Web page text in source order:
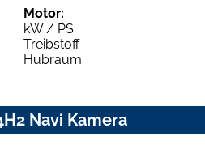
Motor:
kW / PS
Treibstoff
Hubraum
Navi Kamera